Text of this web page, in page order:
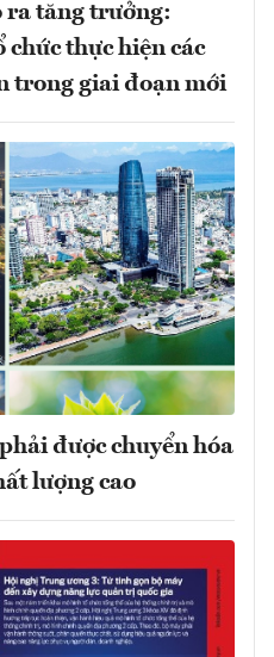
ra tăng trưởng:
chức thực hiện các
trong giai đoạn mới
được chuyển hóa
lượng cao